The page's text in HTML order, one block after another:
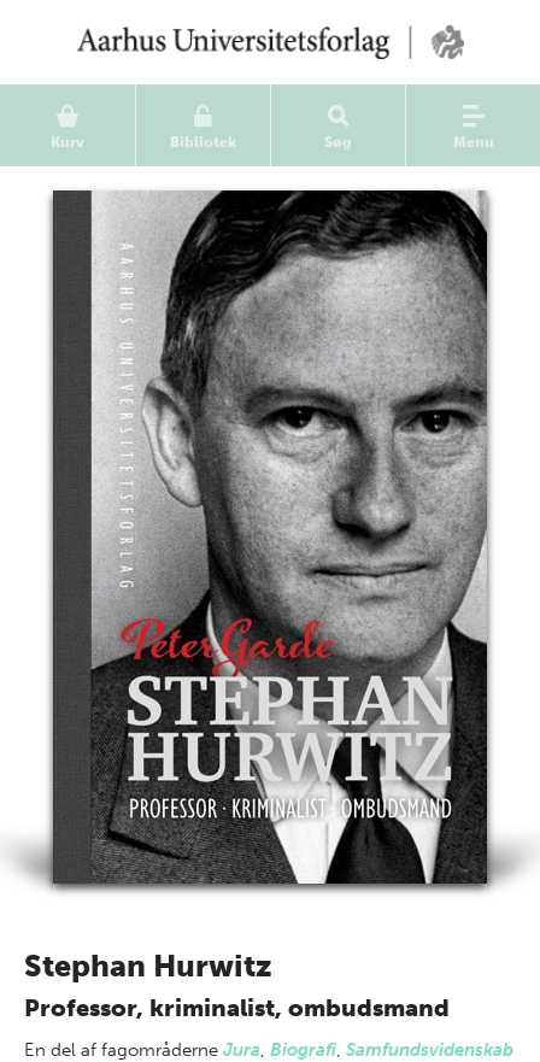
Kurv Bibliotek Søg Menu
Stephan Hurwitz
Professor, kriminalist, ombudsmand
En del af fagområderne Jura, Biografi, Samfundsvidenskab